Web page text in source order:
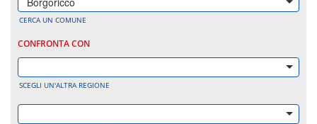
CERCA UN COMUNE
CONFRONTA CON
SCEGLI UN'ALTRA REGIONE